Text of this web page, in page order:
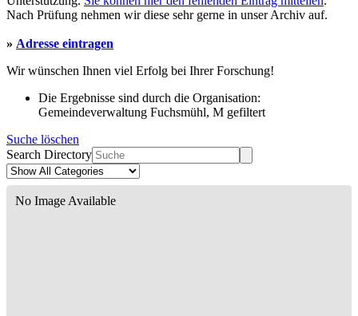
Nach Prüfung nehmen wir diese sehr gerne in unser Archiv auf.
» Adresse eintragen
Wir wünschen Ihnen viel Erfolg bei Ihrer Forschung!
Die Ergebnisse sind durch die Organisation:
Gemeindeverwaltung Fuchsmühl, M gefiltert
Suche löschen
Search Directory
No Image Available